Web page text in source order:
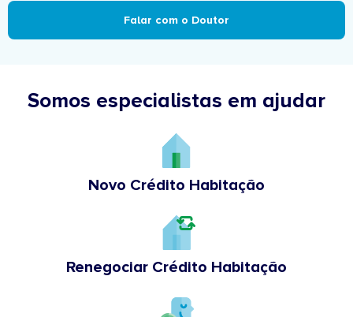
Falar com o Doutor
Somos especialistas em ajudar
Novo Crédito Habitação
Renegociar Crédito Habitação